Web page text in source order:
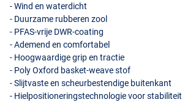
- Wind en waterdicht
- Duurzame rubberen zool
- PFAS-vrije DWR-coating
- Ademend en comfortabel
- Hoogwaardige grip en tractie
- Poly Oxford basket-weave stof
- Slijtvaste en scheurbestendige buitenkant
- Hielpositioneringstechnologie voor stabiliteit